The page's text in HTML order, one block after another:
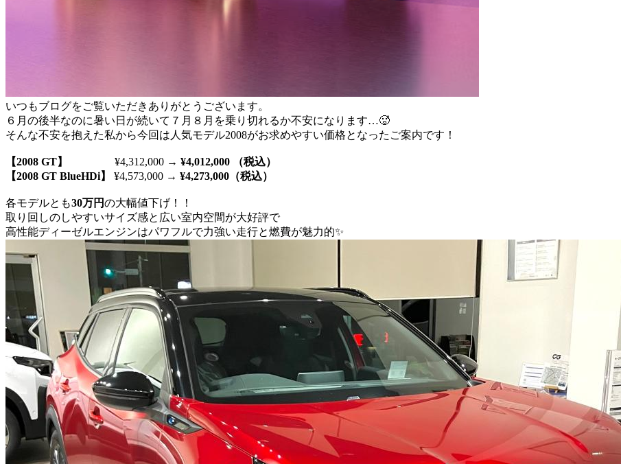
いつもブログをご覧いただきありがとうございます。
６月の後半なのに暑い日が続いて７月８月を乗り切れるか不安になります…🥵
そんな不安を抱えた私から今回は人気モデル2008がお求めやすい価格となったご案内です！
【2008 GT】 ¥4,312,000 → ¥4,012,000 （税込）
【2008 GT BlueHDi】 ¥4,573,000 → ¥4,273,000（税込）
各モデルとも30万円の大幅値下げ！！
取り回しのしやすいサイズ感と広い室内空間が大好評で
高性能ディーゼルエンジンはパワフルで力強い走行と燃費が魅力的✨